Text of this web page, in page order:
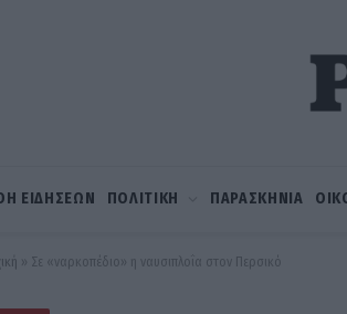
ΕΙΔΗΣΕΩΝ ΠΟΛΙΤΙΚΗ ΠΑΡΑΣΚΗΝΙΑ
» Σε «ναρκοπέδιο» η ναυσιπλοΐα στον Περσικό